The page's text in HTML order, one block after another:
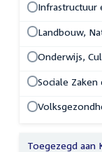
Infrastructuur
Landbouw,
Onderwijs,
Sociale
Toegezegd aan